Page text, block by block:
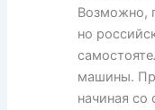
Возможно,
но
машины.
начиная со